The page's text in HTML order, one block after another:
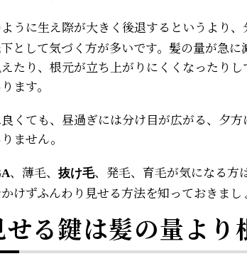
うに生え際が大きく後退するというより、
として気づく方が多いです。髪の量が急に
たり、根元が立ち上がりにくくなったり
ます。
くても、昼過ぎには分け目が広がる、夕
ません。
、薄毛、 抜け毛、発毛、育毛が気になる方
けずふんわり見せる方法を知っておきまし
る鍵は髪の量より